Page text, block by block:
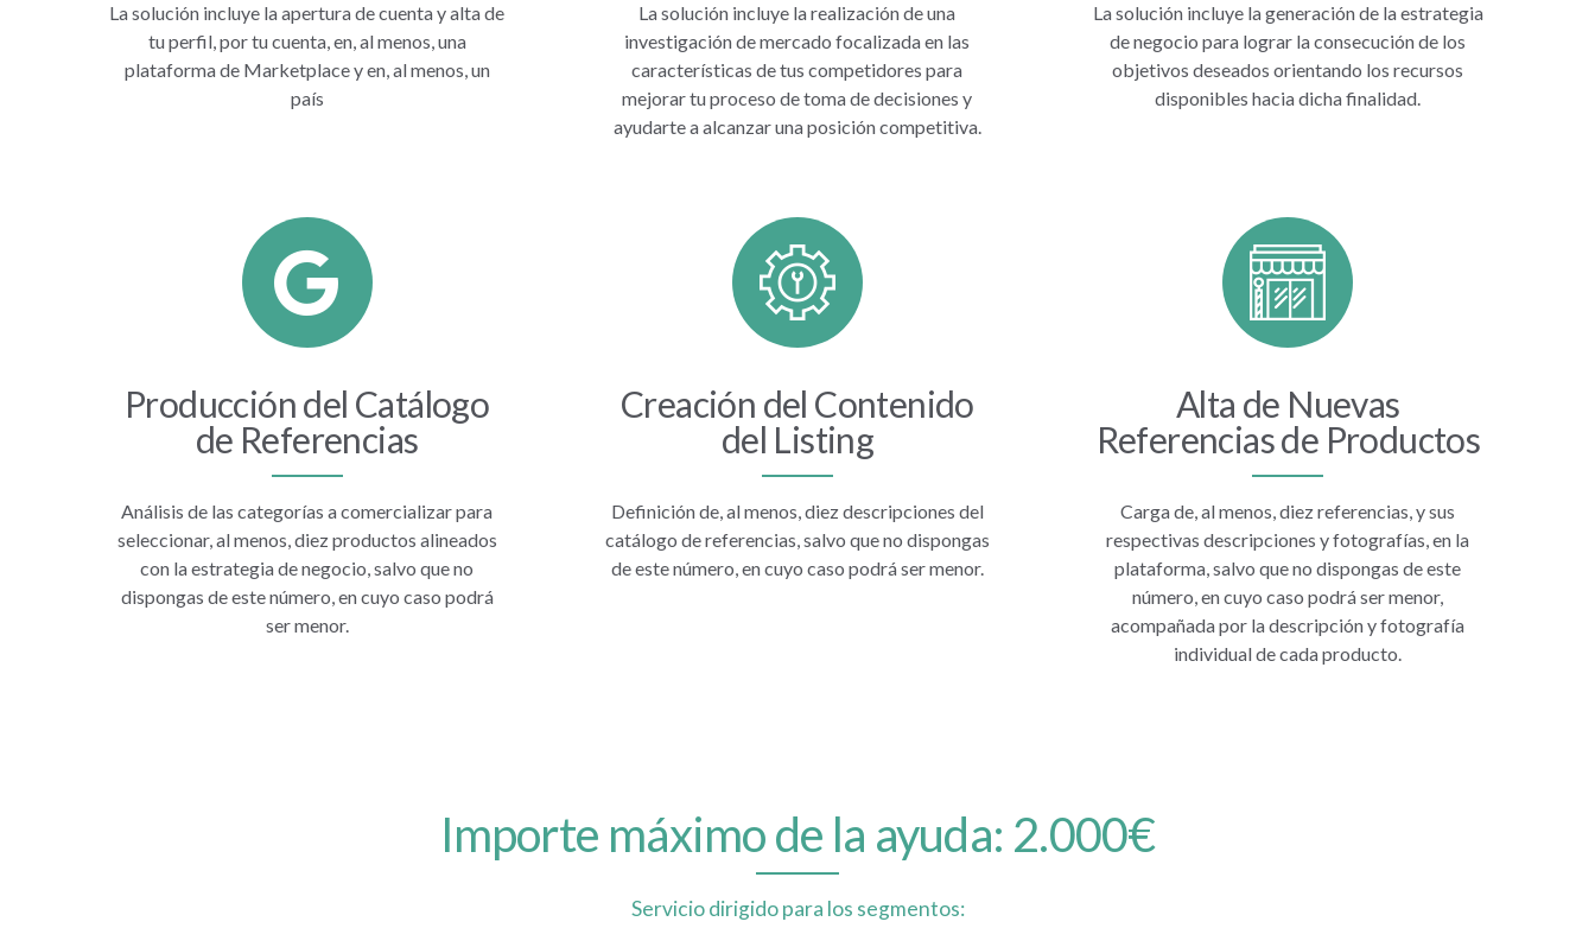
La solución incluye la apertura de cuenta y alta de
tu perfil, por tu cuenta, en, al menos, una
plataforma de Marketplace y en, al menos, un
país
La solución incluye la realización de una
investigación de mercado focalizada en las
características de tus competidores para
mejorar tu proceso de toma de decisiones y
ayudarte a alcanzar una posición competitiva.
La solución incluye la generación de la estrategia
de negocio para lograr la consecución de los
objetivos deseados orientando los recursos
disponibles hacia dicha finalidad.
Producción del Catálogo
de Referencias
Análisis de las categorías a comercializar para
seleccionar, al menos, diez productos alineados
con la estrategia de negocio, salvo que no
dispongas de este número, en cuyo caso podrá
ser menor.
Creación del Contenido
del Listing
Definición de, al menos, diez descripciones del
catálogo de referencias, salvo que no dispongas
de este número, en cuyo caso podrá ser menor.
Alta de Nuevas
Referencias de Productos
Carga de, al menos, diez referencias, y sus
respectivas descripciones y fotografías, en la
plataforma, salvo que no dispongas de este
número, en cuyo caso podrá ser menor,
acompañada por la descripción y fotografía
individual de cada producto.
Importe máximo de la ayuda: 2.000€
Servicio dirigido para los segmentos: